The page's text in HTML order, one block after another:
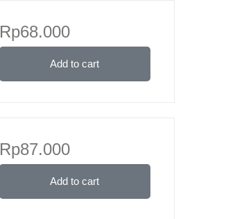
Rp68.000
Add to cart
Rp87.000
Add to cart